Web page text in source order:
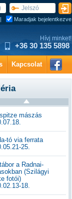
Hívj minket!
+36 30 135 5898
Maradjak bejelentkezve
Kapcsolat
mászás
tó via ferrata
25.
a Radnai-
(Szilágyi
fotói)
18.